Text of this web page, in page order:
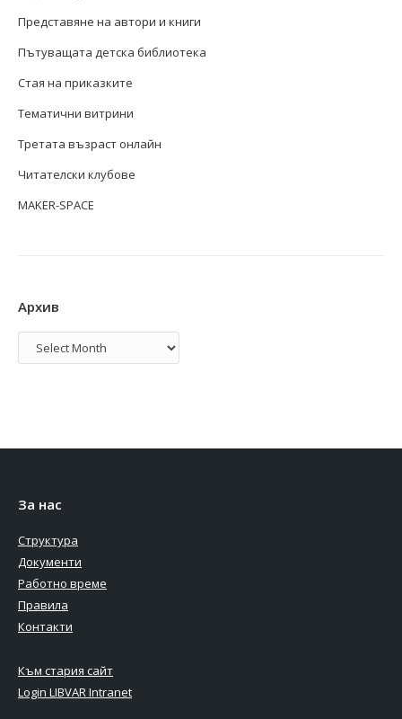
Представяне на автори и книги
Пътуващата детска библиотека
Стая на приказките
Тематични витрини
Третата възраст онлайн
Читателски клубове
MAKER-SPACE
Архив
Архив
За нас
Структура
Документи
Работно време
Правила
Контакти
Към стария сайт
Login LIBVAR Intranet